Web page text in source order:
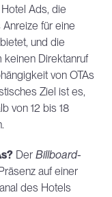
Ads, die
für eine
und die
keinen Direktanruf
von OTAs
Ziel ist es,
von 12 bis 18
Der Billboard-
auf einer
des Hotels